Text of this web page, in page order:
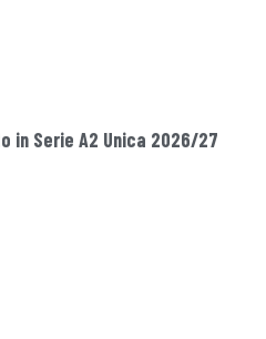
in Serie A2 Unica 2026/27